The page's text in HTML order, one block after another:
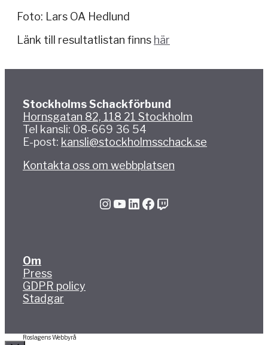
Foto: Lars OA Hedlund
Länk till resultatlistan finns här
Stockholms Schackförbund
Hornsgatan 82, 118 21 Stockholm
Tel kansli: 08-669 36 54
E-post: kansli@stockholmsschack.se
Kontakta oss om webbplatsen
InstagramYouTube LinkedIn Facebook Twitch
Om
Press
GDPR policy
Stadgar
Roslagens Webbyrå